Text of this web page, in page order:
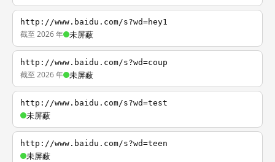
http://www.baidu.com/s?wd=hey1
截至 2026 年 未屏蔽
http://www.baidu.com/s?wd=coup
截至 2026 年 未屏蔽
http://www.baidu.com/s?wd=test
未屏蔽
http://www.baidu.com/s?wd=teen
未屏蔽